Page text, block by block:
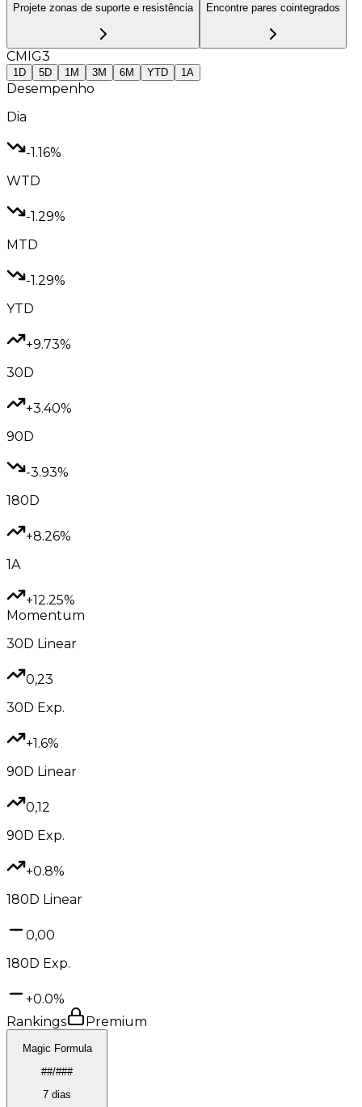
Projete zonas de suporte e resistência
Encontre pares cointegrados
CMIG3
1D 5D 1M 3M 6M YTD 1A
Desempenho
Dia
-1.16%
WTD
-1.29%
MTD
-1.29%
YTD
+9.73%
30D
+3.40%
90D
-3.93%
180D
+8.26%
1A
+12.25%
Momentum
30D Linear
0,23
30D Exp.
+1.6%
90D Linear
0,12
90D Exp.
+0.8%
180D Linear
0,00
180D Exp.
+0.0%
Rankings
Premium
Magic Formula
##/###
7 dias